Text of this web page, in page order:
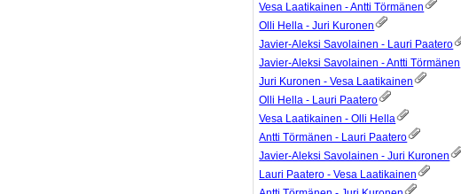
Vesa Laatikainen - Antti Törmänen
Olli Hella - Juri Kuronen
Javier-Aleksi Savolainen - Lauri Paatero
Javier-Aleksi Savolainen - Antti Törmänen
Juri Kuronen - Vesa Laatikainen
Olli Hella - Lauri Paatero
Vesa Laatikainen - Olli Hella
Antti Törmänen - Lauri Paatero
Javier-Aleksi Savolainen - Juri Kuronen
Lauri Paatero - Vesa Laatikainen